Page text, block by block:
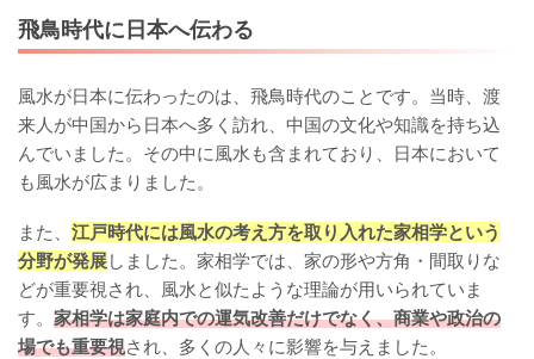
飛鳥時代に日本へ伝わる
風水が日本に伝わったのは、飛鳥時代のことです。当時、渡
来人が中国から日本へ多く訪れ、中国の文化や知識を持ち込
んでいました。その中に風水も含まれており、日本において
も風水が広まりました。
また、 江戸時代には風水の考え方を取り入れた家相学という
分野が発展しました。家相学では、家の形や方角・間取りな
どが重要視され、風水と似たような理論が用いられていま
す。 家相学は家庭内での運気改善だけでなく、商業や政治の
場でも重要視され、多くの人々に影響を与えました。